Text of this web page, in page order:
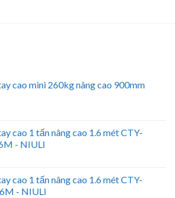
cao mini 260kg nâng cao 900mm
cao 1 tấn nâng cao 1.6 mét CTY-
- NIULI
cao 1 tấn nâng cao 1.6 mét CTY-
- NIULI